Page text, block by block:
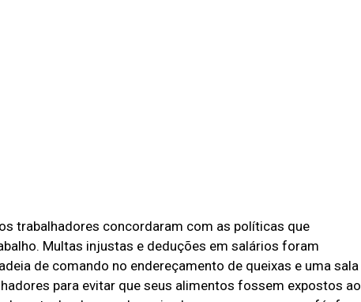
trabalhadores concordaram com as políticas que
Multas injustas e deduções em salários foram
de comando no endereçamento de queixas e uma sala
para evitar que seus alimentos fossem expostos ao